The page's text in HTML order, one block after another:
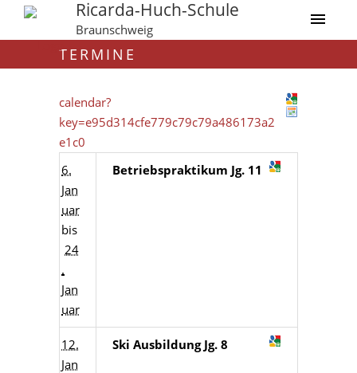
Ricarda-Huch-Schule
Braunschweig
TERMINE
calendar?
key=e95d314cfe779c79c79a486173a2
e1c0
6.
Jan
uar
bis
24
.
Jan
uar
Betriebspraktikum Jg. 11
12.
Jan
Ski Ausbildung Jg. 8